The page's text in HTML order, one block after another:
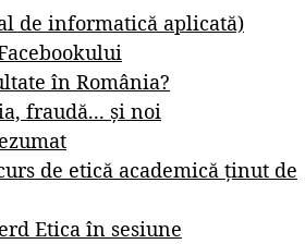
de informatică aplicată)
în România?
fraudă... și noi
de etică academică ținut de
Etica în sesiune